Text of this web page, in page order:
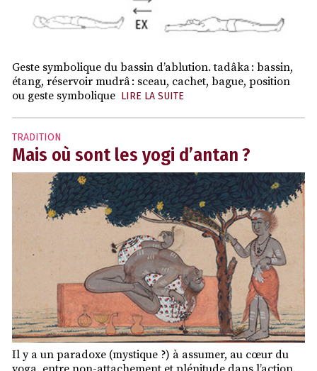
Geste symbolique du bassin d’ablution. tadâka : bassin,
étang, réservoir mudrâ : sceau, cachet, bague, position
ou geste symbolique LIRE LA SUITE
TRADITION
Mais où sont les yogi d’antan ?
Il y a un paradoxe (mystique ?) à assumer, au cœur du